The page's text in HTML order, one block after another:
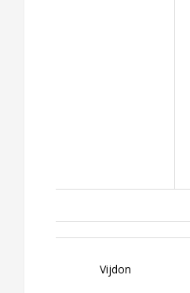
Vijdon